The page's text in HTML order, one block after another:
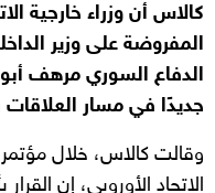
كالاس أن وزراء خارجية
المفروضة على وزير
الدفاع السوري مرهف
جديدًا في مسار
وقالت كالاس، خلال
الاتحاد الأوروبي، إن